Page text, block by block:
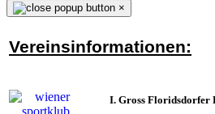
×
Vereinsinformationen:
I. Gross